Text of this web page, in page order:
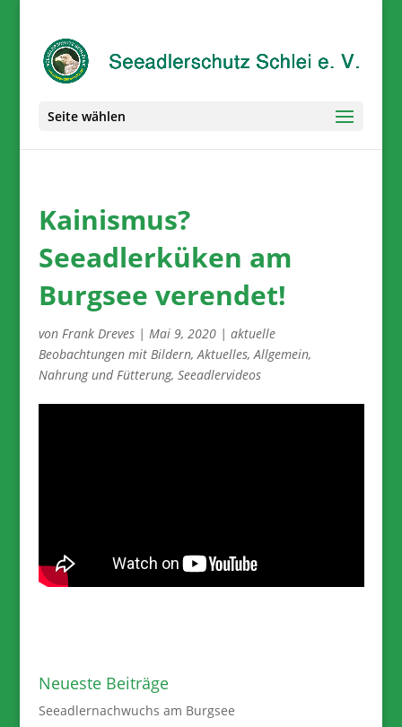
Seite wählen
Kainismus?
Seeadlerküken am
Burgsee verendet!
von Frank Dreves| Mai 9, 2020| aktuelle
Beobachtungen mit Bildern,Aktuelles,Allgemein,
Nahrung und Fütterung, Seeadlervideos
Neueste Beiträge
Seeadlernachwuchs am Burgsee